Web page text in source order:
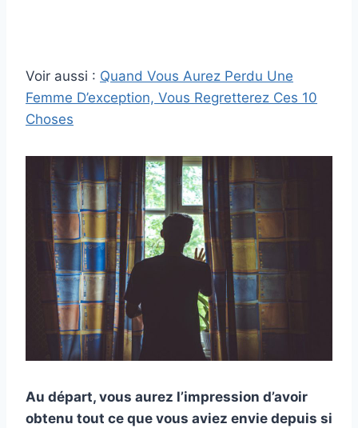
Voir aussi : Quand Vous Aurez Perdu Une
Femme D’exception, Vous Regretterez Ces 10
Choses
Au départ, vous aurez l’impression d’avoir
obtenu tout ce que vous aviez envie depuis si